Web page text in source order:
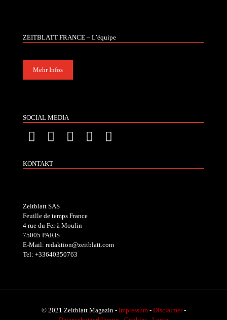
ZEITBLATT FRANCE – L’équipe
Mehr Infos
SOCIAL MEDIA
KONTAKT
Zeitblatt SAS
Feuille de temps France
4 rue du Fer à Moulin
75005 PARIS
E-Mail: redaktion@zeitblatt.com
Tel: +33640350763
© 2021 Zeitblatt Magazin - Impressum- Disclaimer-